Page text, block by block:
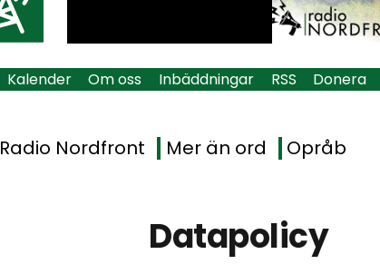
Kalender Om oss Inbäddningar RSS Donera
Radio Nordfront Mer än ord Opråb
Datapolicy